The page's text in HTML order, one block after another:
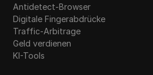
Antidetect-Browser
Digitale Fingerabdrücke
Traffic-Arbitrage
Geld verdienen
KI-Tools